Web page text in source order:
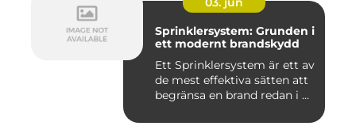
Sprinklersystem: Grunden i
ett modernt brandskydd
Ett Sprinklersystem är ett av
de mest effektiva sätten att
begränsa en brand redan i ...